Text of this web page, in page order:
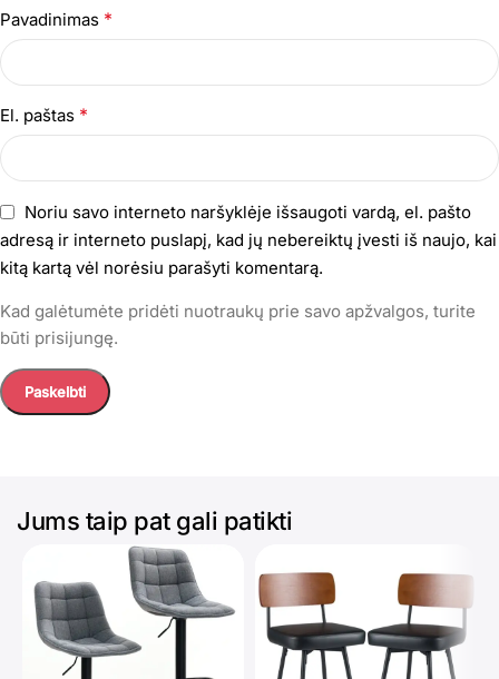
Pavadinimas *
El. paštas *
Noriu savo interneto naršyklėje išsaugoti vardą, el. pašto
adresą ir interneto puslapį, kad jų nebereiktų įvesti iš naujo, kai
kitą kartą vėl norėsiu parašyti komentarą.
Kad galėtumėte pridėti nuotraukų prie savo apžvalgos, turite
būti prisijungę.
Jums taip pat gali patikti